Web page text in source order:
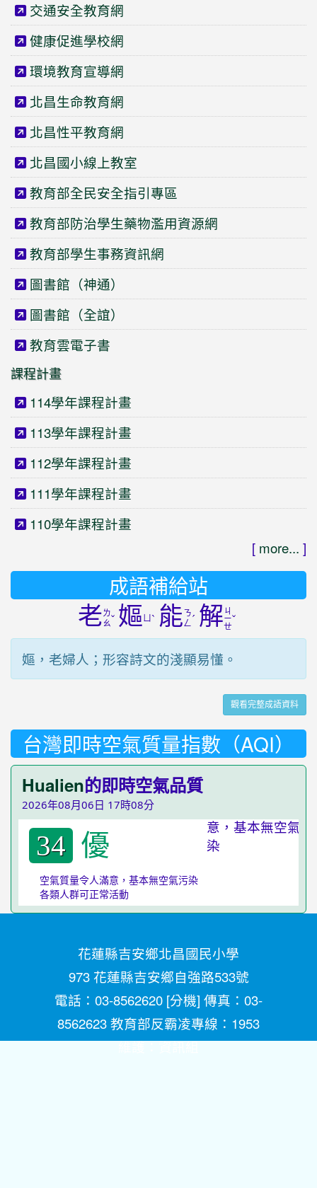
交通安全教育網
健康促進學校網
環境教育宣導網
北昌生命教育網
北昌性平教育網
北昌國小線上教室
教育部全民安全指引專區
教育部防治學生藥物濫用資源網
教育部學生事務資訊網
圖書館（神通）
圖書館（全誼）
教育雲電子書
課程計畫
114學年課程計畫
113學年課程計畫
112學年課程計畫
111學年課程計畫
110學年課程計畫
[ more... ]
成語補給站
老ㄌ
ㄠˇ 嫗ㄩ ˋ 能 ㄋ
ㄥˊ 解 ㄐ
ㄧ
ㄝ
ˇ
嫗，老婦人；形容詩文的淺顯易懂。
觀看完整成語資料
台灣即時空氣質量指數（AQI）
Hualien的即時空氣品質
2026年08月06日 17時08分
34 優
空氣質量令人滿意，基本無空氣污染
各類人群可正常活動
花蓮縣吉安鄉北昌國民小學
973 花蓮縣吉安鄉自強路533號
電話：03-8562620 [分機] 傳真：03-
8562623 教育部反霸凌專線：1953
維護：資訊組